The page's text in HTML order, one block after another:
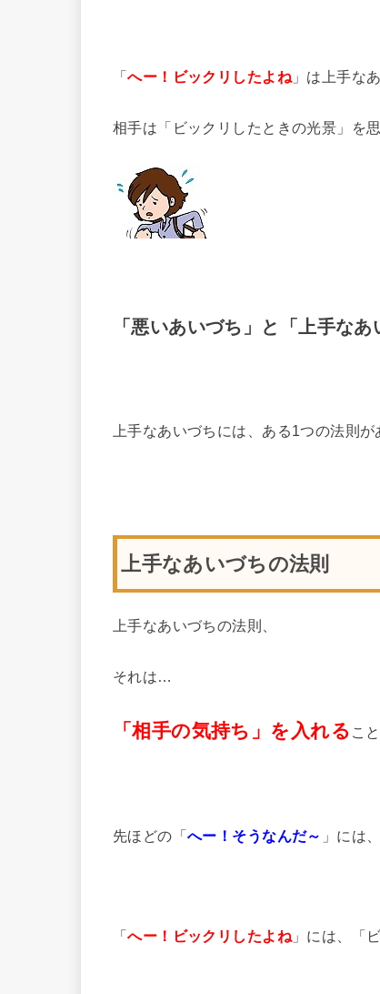
「へー！ビックリしたよね」は上手な
相手は「ビックリしたときの光景」を
「悪いあいづち」と「上手な
上手なあいづちには、ある1つの法則が
上手なあいづちの法則
上手なあいづちの法則、
それは…
「相手の気持ち」を入れる こと
先ほどの「へー！そうなんだ～ 」には
「へー！ビックリしたよね」には、「